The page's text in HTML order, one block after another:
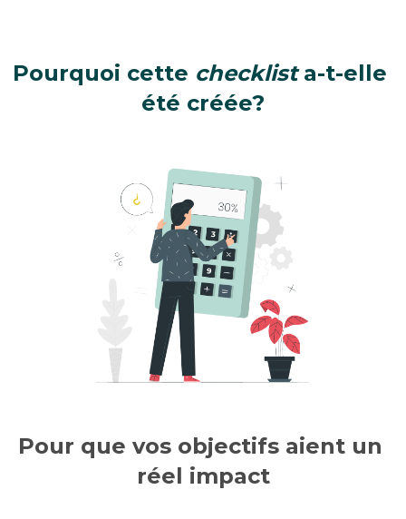
Pourquoi cette checklist a-t-elle
été créée?
Pour que vos objectifs aient un
réel impact